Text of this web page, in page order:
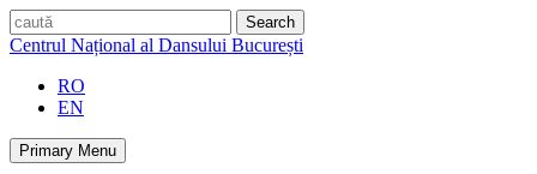
Skip
to
caută
Centrul Național al Dansului București
RO
EN
Primary Menu